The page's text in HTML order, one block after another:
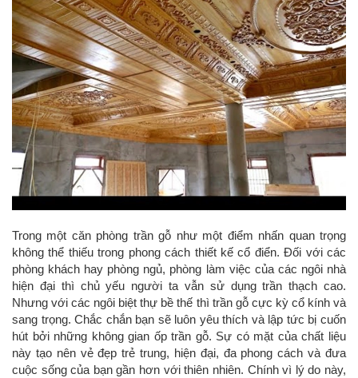
Trong một căn phòng trần gỗ như một điểm nhấn quan trọng
không thể thiếu trong phong cách thiết kế cổ điển. Đối với các
phòng khách hay phòng ngủ, phòng làm việc của các ngôi nhà
hiện đại thì chủ yếu người ta vẫn sử dụng trần thạch cao.
Nhưng với các ngôi biệt thự bề thế thì trần gỗ cực kỳ cổ kính và
sang trọng. Chắc chắn bạn sẽ luôn yêu thích và lập tức bị cuốn
hút bởi những không gian ốp trần gỗ. Sự có mặt của chất liệu
này tạo nên vẻ đẹp trẻ trung, hiện đại, đa phong cách và đưa
cuộc sống của bạn gần hơn với thiên nhiên. Chính vì lý do này,